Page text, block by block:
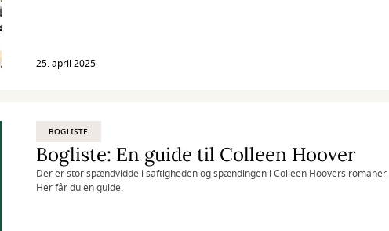
25. april 2025
BOGLISTE
Bogliste: En guide til Colleen Hoover
Der er stor spændvidde i saftigheden og spændingen i Colleen Hoovers romaner.
Her får du en guide.